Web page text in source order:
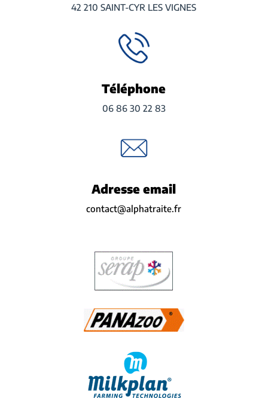
42 210 SAINT-CYR LES VIGNES
Téléphone
06 86 30 22 83
Adresse email
contact@alphatraite.fr